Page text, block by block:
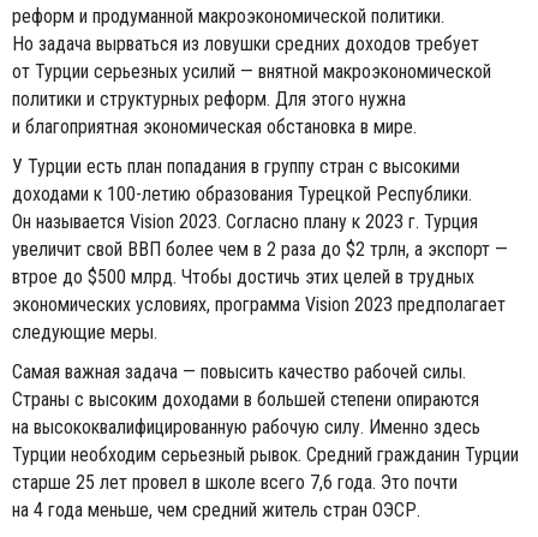
реформ и продуманной макроэкономической политики.
Но задача вырваться из ловушки средних доходов требует
от Турции серьезных усилий — внятной макроэкономической
политики и структурных реформ. Для этого нужна
и благоприятная экономическая обстановка в мире.
У Турции есть план попадания в группу стран с высокими
доходами к 100-летию образования Турецкой Республики.
Он называется Vision 2023. Согласно плану к 2023 г. Турция
увеличит свой ВВП более чем в 2 раза до $2 трлн, а экспорт —
втрое до $500 млрд. Чтобы достичь этих целей в трудных
экономических условиях, программа Vision 2023 предполагает
следующие меры.
Самая важная задача — повысить качество рабочей силы.
Страны с высоким доходами в большей степени опираются
на высококвалифицированную рабочую силу. Именно здесь
Турции необходим серьезный рывок. Средний гражданин Турции
старше 25 лет провел в школе всего 7,6 года. Это почти
на 4 года меньше, чем средний житель стран ОЭСР.